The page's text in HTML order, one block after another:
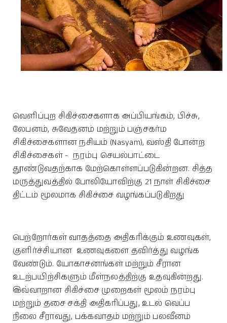
வெளிப்புற சிகிச்சைகளாக அப்பியங்கம், பிச்சு,
லேபனம், சுவேதனம் மற்றும் பஞ்சகர்ம
சிகிச்சைகளான நசியம் (Nasyam), வஸ்தி போன்ற
சிகிச்சைகள் - நரம்பு செயல்பாட்டை
தூண்டுவதற்காக மேற்கொள்ளப்படுகின்றன. சித்த
மருத்துவத்தில் போலியோவிற்கு 21 நாள் சிகிச்சை
திட்டம் மூலமாக சிகிச்சை வழங்கப்படுகிறது
பெற்றோர்கள் வாதத்தை அதிகரிக்கும் உணவுகள்,
குளிர்ச்சியான உணவுகளை தவிர்த்து வழங்க
வேண்டும். யோகாசனங்கள் மற்றும் சீரான
உடற்பயிற்சிகளும் மீள்நலத்திற்கு உதவுகின்றது.
இவ்வாறான சிகிச்சை முறைகள் மூலம் நரம்பு
மற்றும் தசை சக்தி அதிகரிப்பது, உடல் வெப்ப
நிலை சீராவது, பக்கவாதம் மற்றும் பலவீனம்